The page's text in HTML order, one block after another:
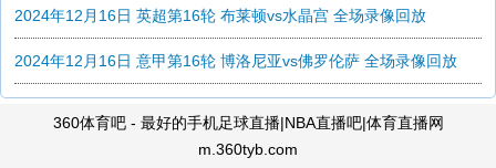
2024年12月16日 英超第16轮 布莱顿vs水晶宫 全场录像回放
2024年12月16日 意甲第16轮 博洛尼亚vs佛罗伦萨 全场录像回放
360体育吧 - 最好的手机足球直播|NBA直播吧|体育直播网
m.360tyb.com